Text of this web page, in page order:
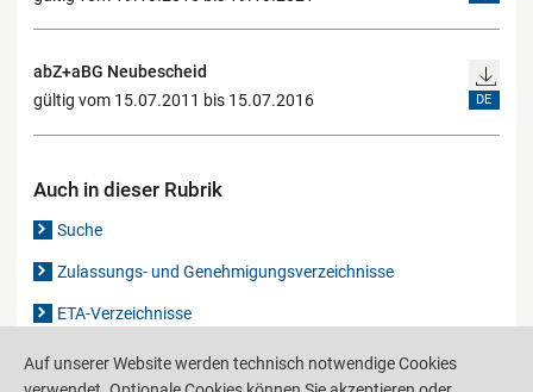
abZ+aBG Neubescheid
gültig vom 15.07.2011 bis 15.07.2016
DE
Auch in dieser Rubrik
Suche
Zulassungs- und Genehmigungsverzeichnisse
ETA-Verzeichnisse
Gutachten-Verzeichnis
Auf unserer Website werden technisch notwendige Cookies